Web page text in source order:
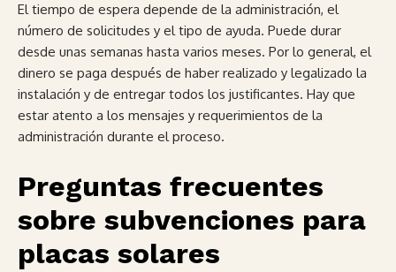
El tiempo de espera depende de la administración, el
número de solicitudes y el tipo de ayuda. Puede durar
desde unas semanas hasta varios meses. Por lo general, el
dinero se paga después de haber realizado y legalizado la
instalación y de entregar todos los justificantes. Hay que
estar atento a los mensajes y requerimientos de la
administración durante el proceso.
Preguntas frecuentes
sobre subvenciones para
placas solares